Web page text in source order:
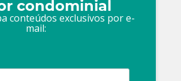
condominial
conteúdos exclusivos por e-
mail: